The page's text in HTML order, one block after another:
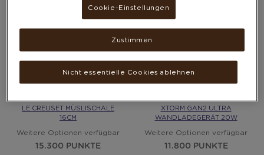
LE CREUSET MÜSLISCHALE
16CM
Weitere Optionen verfügbar
15.300 PUNKTE
XTORM GAN2 ULTRA
WANDLADEGERÄT 20W
Weitere Optionen verfügbar
11.800 PUNKTE
Cookie-Einstellungen
Nicht essentielle Cookies ablehnen
Zustimmen